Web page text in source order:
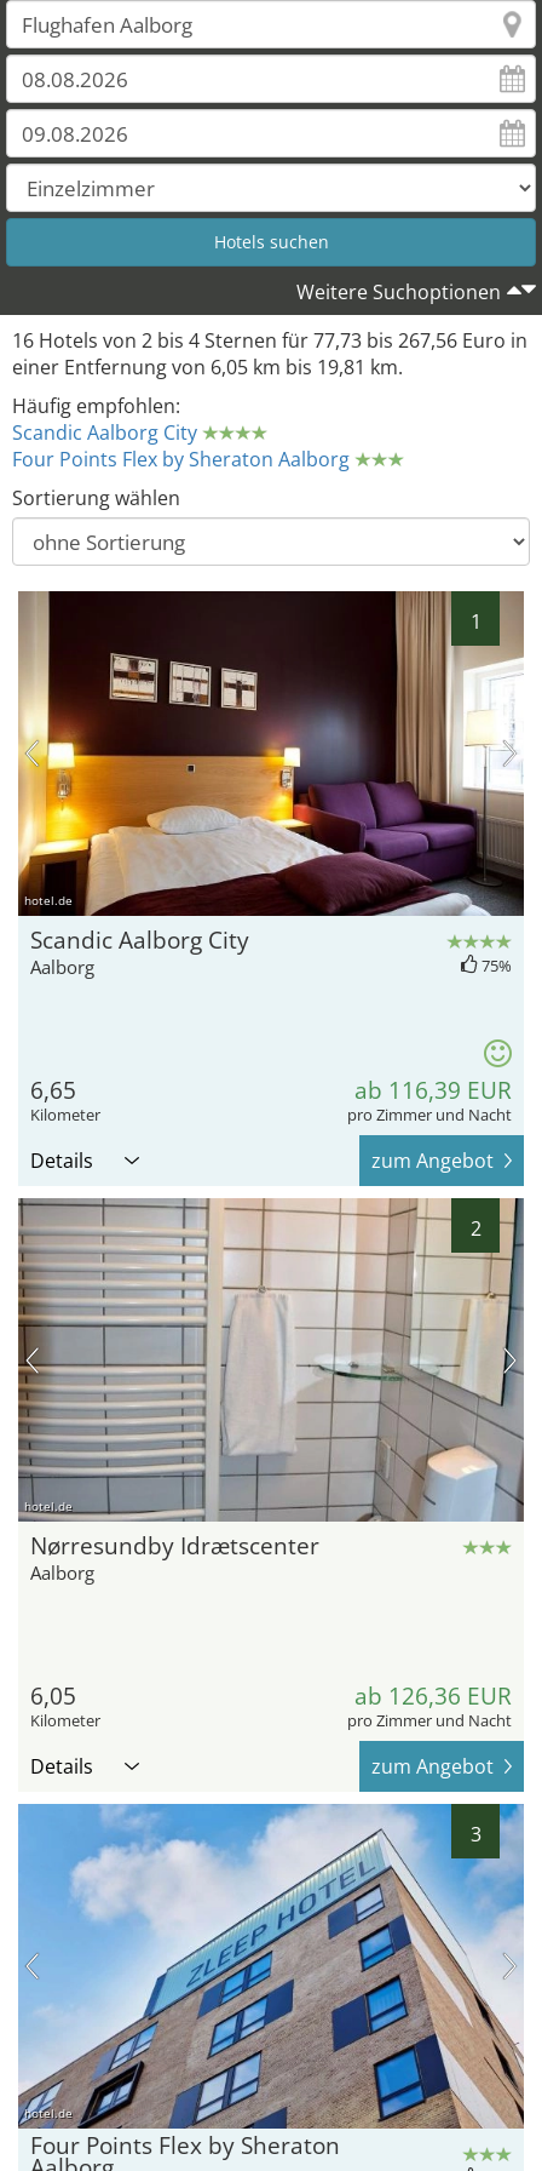
Weitere Suchoptionen
16 Hotels von 2 bis 4 Sternen für 77,73 bis 267,56 Euro in
einer Entfernung von 6,05 km bis 19,81 km.
Häufig empfohlen:
Scandic Aalborg City
Four Points Flex by Sheraton Aalborg
Sortierung wählen
1
hotel.de
Scandic Aalborg City
Aalborg 75%
6,65
Kilometer
ab 116,39 EUR
pro Zimmer und Nacht
Details zum Angebot
2
hotel.de
Nørresundby Idrætscenter
Aalborg
6,05
Kilometer
ab 126,36 EUR
pro Zimmer und Nacht
Details zum Angebot
3
hotel.de
Four Points Flex by Sheraton